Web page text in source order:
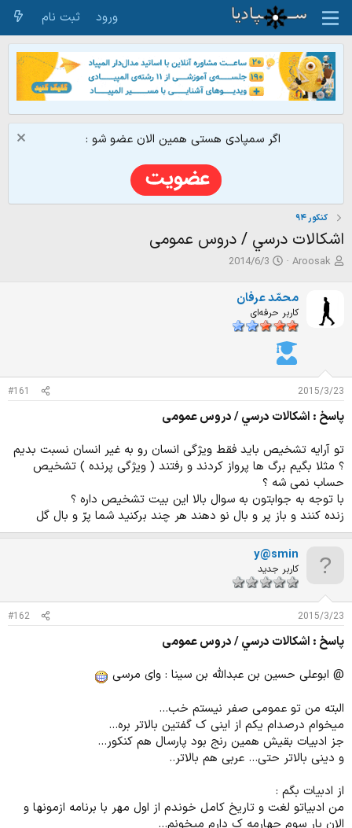
ورود ثبت نام
اگر سمپادی هستی همین الان عضو شو :
کنکور ۹۴
اشكالات درسي / دروس عمومی
ش
ع
ک
ه
م
و
ض
ع
Aroosak
ت
ی
خ
ش
ع
2014/6/3
محمّد عرفان
کاربر حرفه‌ای
2015/3/23
#161
پاسخ : اشكالات درسي / دروس عمومی
تو آرایه تشخیص باید فقط ویژگی انسان رو به غیر انسان نسبت بدیم
؟ مثلا بگیم برگ ها پرواز کردند و رفتند ( ویژگی پرنده ) تشخیص
حساب نمی شه ؟
با توجه به جوابتون به سوال بالا این بیت تشخیص داره ؟
زنده کنند و باز پر و بال نو دهند هر چند برکنید شما پرّ و بال گل
y@smin
کاربر جدید
2015/3/23
#162
پاسخ : اشكالات درسي / دروس عمومی
@ ابوعلی حسین بن عبدالله بن سینا : وای مرسی
البته من تو عمومی صفر نیستم خب...
میخوام درصدام یکم از اینی ک گفتین بالاتر بره...
جز ادبیات بقیش همین رنج بود پارسال هم کنکور...
و دینی بالاتر حتی... عربی هم بالاتر..
از ادبیات بگم :
من ادبیاتو لغت و تاریخ کامل خوندم از اول مهر با برنامه ازمونها و